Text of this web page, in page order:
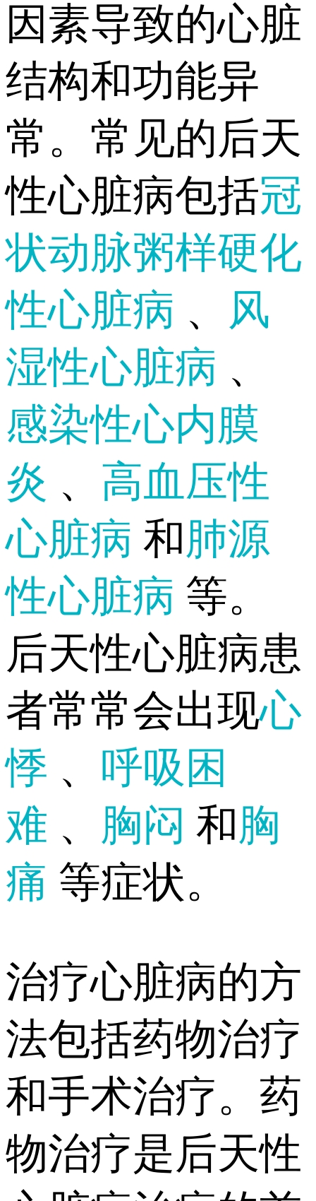
因素导致的心脏
结构和功能异
常。常见的后天
性心脏病包括冠
状动脉粥样硬化
性心脏病 、
风
湿性心脏病 、
感染性心内膜
炎 、 高血压性
心脏病 和肺源
性心脏病 等。
后天性心脏病患
者常常会出现心
悸 、 呼吸困
难 、 胸闷 和胸
痛 等症状。
治疗心脏病的方
法包括药物治疗
和手术治疗。药
物治疗是后天性